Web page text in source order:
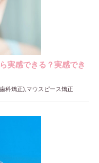
実感できる？実感でき
科矯正),マウスピース矯正